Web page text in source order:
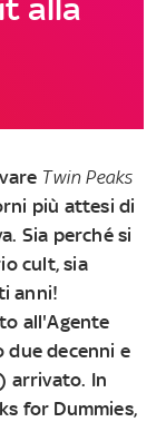
alla
Twin Peaks
più attesi di
Sia perché si
cult, sia
anni!
all'Agente
due decenni e
arrivato. In
for Dummies,